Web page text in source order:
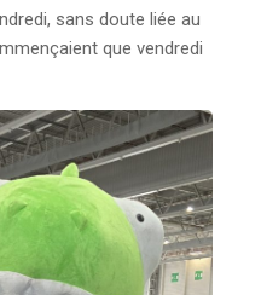
sans doute liée au
que vendredi